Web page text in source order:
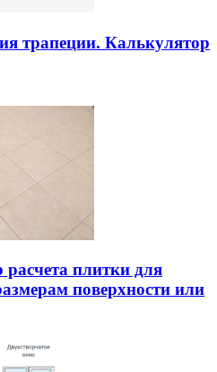
трапеции. Калькулятор
плитки для
поверхности или